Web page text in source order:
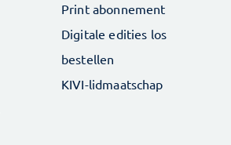
Print abonnement
Digitale edities los
bestellen
KIVI-lidmaatschap